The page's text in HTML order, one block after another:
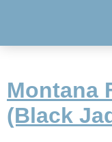
Montana
(Black